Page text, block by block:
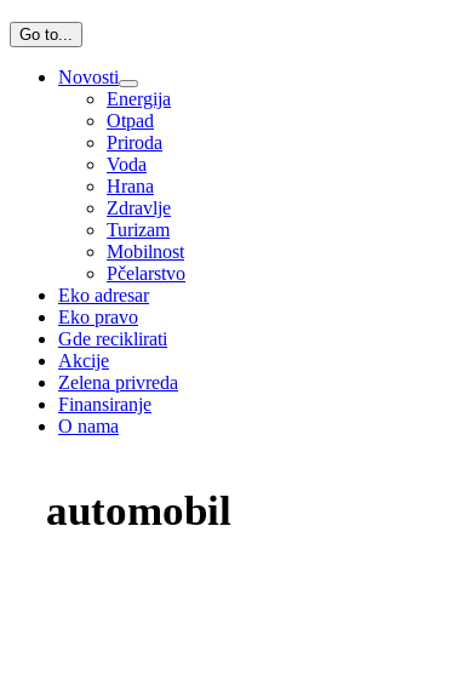
Go to...
Novosti
Energija
Otpad
Priroda
Voda
Hrana
Zdravlje
Turizam
Mobilnost
Pčelarstvo
Eko adresar
Eko pravo
Gde reciklirati
Akcije
Zelena privreda
Finansiranje
O nama
automobil